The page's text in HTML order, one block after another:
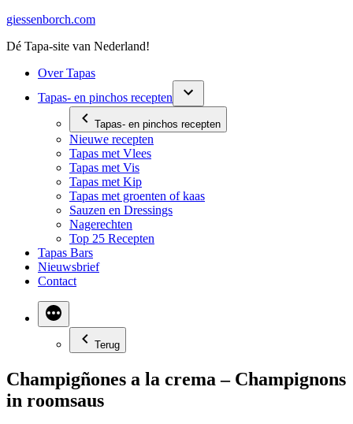
Ga
de
giessenborch.com
Dé Tapa-site van Nederland!
Over Tapas
Tapas- en pinchos recepten
Tapas- en pinchos recepten
Nieuwe recepten
Tapas met Vlees
Tapas met Vis
Tapas met Kip
Tapas met groenten of kaas
Sauzen en Dressings
Nagerechten
Top 25 Recepten
Tapas Bars
Nieuwsbrief
Contact
Terug
Champigñones a la crema – Champignons
in roomsaus